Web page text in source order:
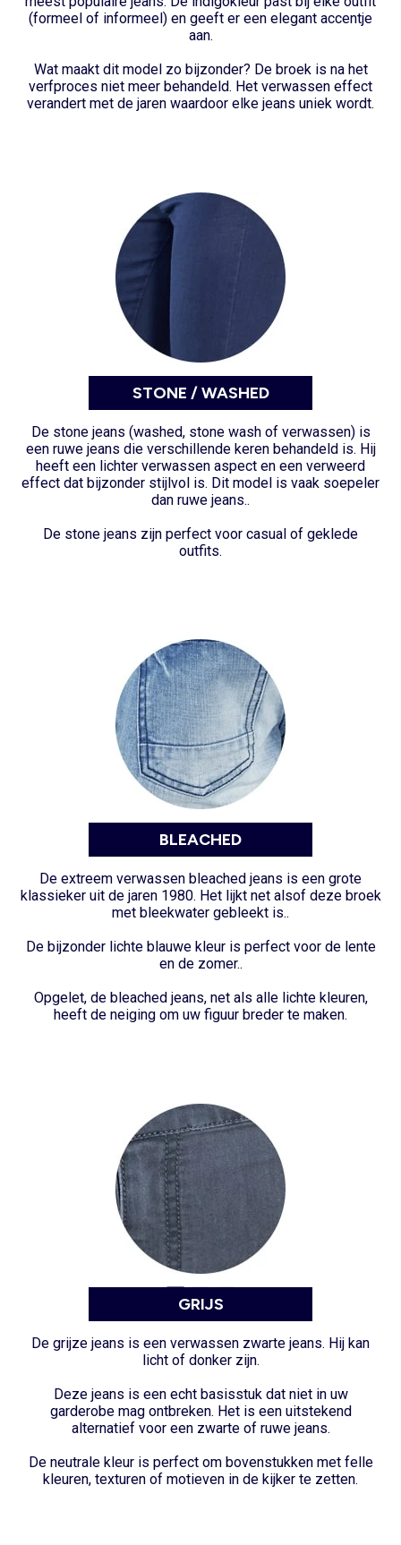
(formeel of informeel) en geeft er een elegant accentje
aan.
Wat maakt dit model zo bijzonder? De broek is na het
verfproces niet meer behandeld. Het verwassen effect
verandert met de jaren waardoor elke jeans uniek wordt.
STONE / WASHED
De stone jeans (washed, stone wash of verwassen) is
een ruwe jeans die verschillende keren behandeld is. Hij
heeft een lichter verwassen aspect en een verweerd
effect dat bijzonder stijlvol is. Dit model is vaak soepeler
dan ruwe jeans..
De stone jeans zijn perfect voor casual of geklede
outfits.
BLEACHED
De extreem verwassen bleached jeans is een grote
klassieker uit de jaren 1980. Het lijkt net alsof deze broek
met bleekwater gebleekt is..
De bijzonder lichte blauwe kleur is perfect voor de lente
en de zomer..
Opgelet, de bleached jeans, net als alle lichte kleuren,
heeft de neiging om uw figuur breder te maken.
GRIJS
De grijze jeans is een verwassen zwarte jeans. Hij kan
licht of donker zijn.
Deze jeans is een echt basisstuk dat niet in uw
garderobe mag ontbreken. Het is een uitstekend
alternatief voor een zwarte of ruwe jeans.
De neutrale kleur is perfect om bovenstukken met felle
kleuren, texturen of motieven in de kijker te zetten.